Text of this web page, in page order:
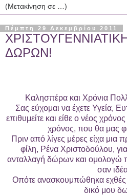
Πέμπτη 29 Δεκεμβρίου 2011
ΔΩΡΩΝ!
Καλησπέρα και Χρόνια
Σας εύχομαι να έχετε Υγεία,
επιθυμείτε και είθε ο νέος
χρόνος, που θα μας
Πριν από λίγες μέρες είχα μια
φίλη, Ρένα Χριστοδούλου,
ανταλλαγή δώρων και
σαν
Οπότε ανασκουμπώθηκα εχθές
δικό μου